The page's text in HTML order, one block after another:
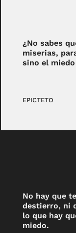
¿No sabes
miserias,
sino el
EPICTETO
No hay que
destierro, ni
lo que hay
miedo.